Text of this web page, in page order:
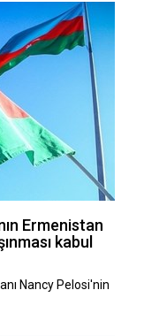
Ermenistan
kabul
Nancy Pelosi'nin